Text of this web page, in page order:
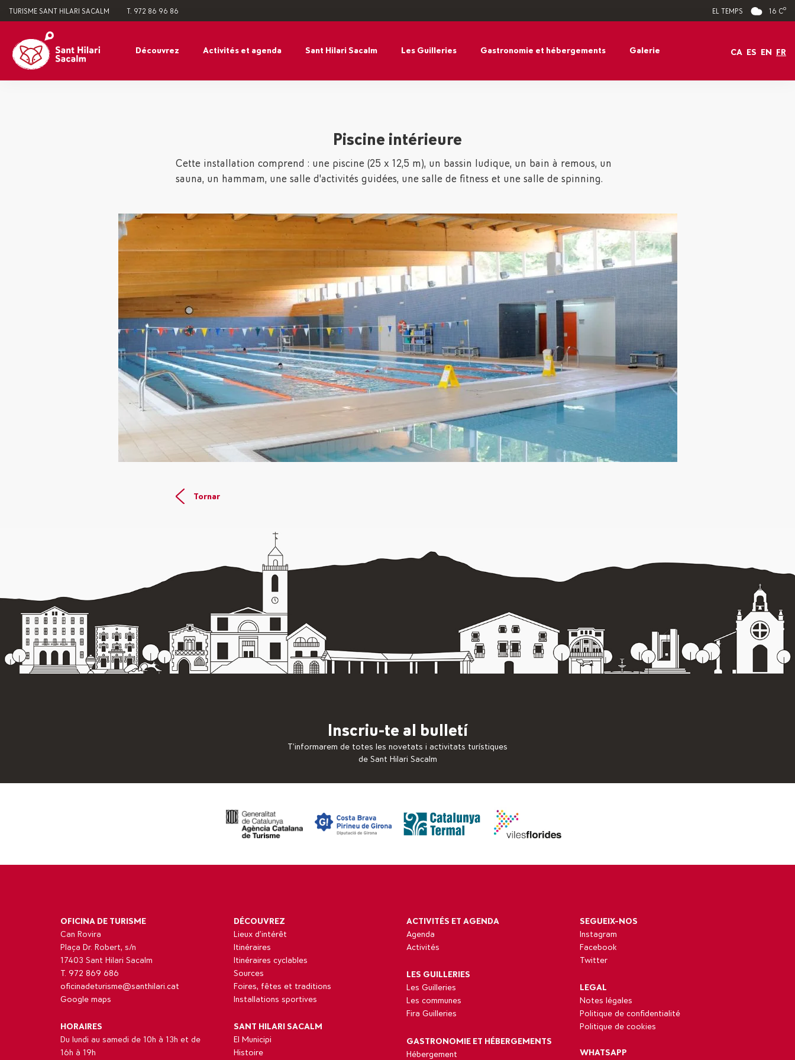
TURISME SANT HILARI SACALM T. 972 86 96 86 EL TEMPS 16 Cº
Découvrez Activités et agenda Sant Hilari Sacalm Les Guilleries Gastronomie et hébergements Galerie CA ES EN FR
Piscine intérieure
Cette installation comprend : une piscine (25 x 12,5 m), un bassin ludique, un bain à remous, un
sauna, un hammam, une salle d'activités guidées, une salle de fitness et une salle de spinning.
Tornar
Inscriu-te al bulletí
T’informarem de totes les novetats i activitats turístiques
de Sant Hilari Sacalm
OFICINA DE TURISME
Can Rovira
Plaça Dr. Robert, s/n
17403 Sant Hilari Sacalm
T. 972 869 686
oficinadeturisme@santhilari.cat
Google maps
HORAIRES
Du lundi au samedi de 10h à 13h et de
16h à 19h
DÉCOUVREZ
Lieux d’intérêt
Itinéraires
Itinéraires cyclables
Sources
Foires, fêtes et traditions
Installations sportives
SANT HILARI SACALM
El Municipi
Histoire
ACTIVITÉS ET AGENDA
Agenda
Activités
LES GUILLERIES
Les Guilleries
Les communes
Fira Guilleries
GASTRONOMIE ET HÉBERGEMENTS
Hébergement
SEGUEIX-NOS
Instagram
Facebook
Twitter
LEGAL
Notes légales
Politique de confidentialité
Politique de cookies
WHATSAPP